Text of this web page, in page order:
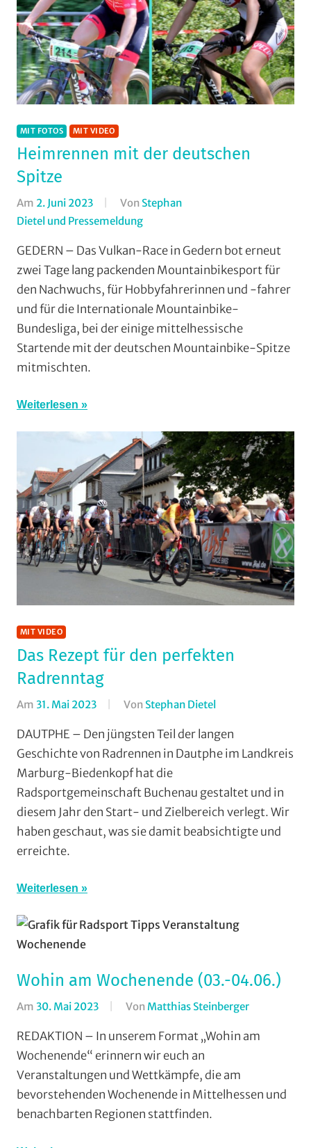
MIT FOTOS MIT VIDEO
Heimrennen mit der deutschen
Spitze
Am 2. Juni 2023 Von Stephan
Dietel und Pressemeldung
Country ,
Mit
Fotos,
Mit
Video,
Mountainbike,
Wieseck,
TGV
Schotten,
Vereine
GEDERN – Das Vulkan-Race in Gedern bot erneut
zwei Tage lang packenden Mountainbikesport für
den Nachwuchs, für Hobbyfahrerinnen und -fahrer
und für die Internationale Mountainbike-
Bundesliga, bei der einige mittelhessische
Startende mit der deutschen Mountainbike-Spitze
mitmischten.
Weiterlesen
MIT VIDEO
Das Rezept für den perfekten
Radrenntag
Am 31. Mai 2023 Von Stephan Dietel
Mit
Video,
RSG
Buchenau,
Rundstrecke,
DAUTPHE – Den jüngsten Teil der langen
Geschichte von Radrennen in Dautphe im Landkreis
Marburg-Biedenkopf hat die
Radsportgemeinschaft Buchenau gestaltet und in
diesem Jahr den Start- und Zielbereich verlegt. Wir
haben geschaut, was sie damit beabsichtigte und
erreichte.
Weiterlesen
Wohin am Wochenende (03.-04.06.)
Am 30. Mai 2023 Von Matthias Steinberger
Wohin
(WaW)
REDAKTION – In unserem Format „Wohin am
Wochenende“ erinnern wir euch an
Veranstaltungen und Wettkämpfe, die am
bevorstehenden Wochenende in Mittelhessen und
benachbarten Regionen stattfinden.